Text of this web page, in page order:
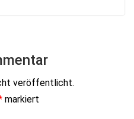
veröffentlicht.
markiert